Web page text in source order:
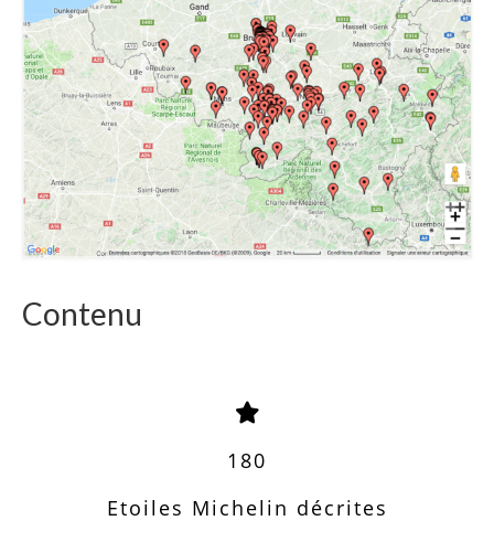
Contenu
180
Etoiles Michelin décrites